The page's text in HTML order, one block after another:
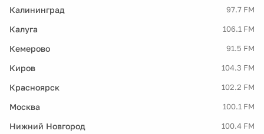
Калининград 97.7 FM
Калуга 106.1 FM
Кемерово 91.5 FM
Киров 104.3 FM
Красноярск 102.2 FM
Москва 100.1 FM
Нижний Новгород 100.4 FM